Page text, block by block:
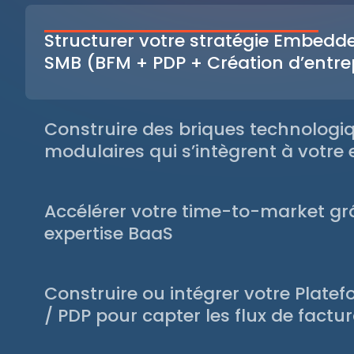
Structurer votre stratégie
SMB (BFM + PDP + Création
part de marché, revenus additionnels, réduction
Construire des briques
modulaires qui s’intègrent à votre
garantissant conformité (DSP3, ISO 27001,
Accélérer votre time-to-market
expertise BaaS
Construire ou intégrer votre
/ PDP pour capter les flux de